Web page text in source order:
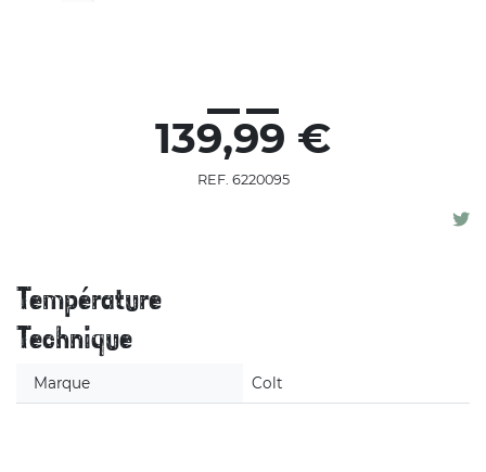
139,99 €
REF. 6220095
Température
Technique
Marque Colt